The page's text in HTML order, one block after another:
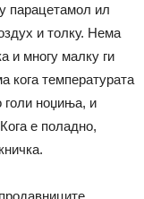
парацетамол ил
и толку. Нема
и многу малку ги
кога температурата
голи ноџиња, и
е поладно,